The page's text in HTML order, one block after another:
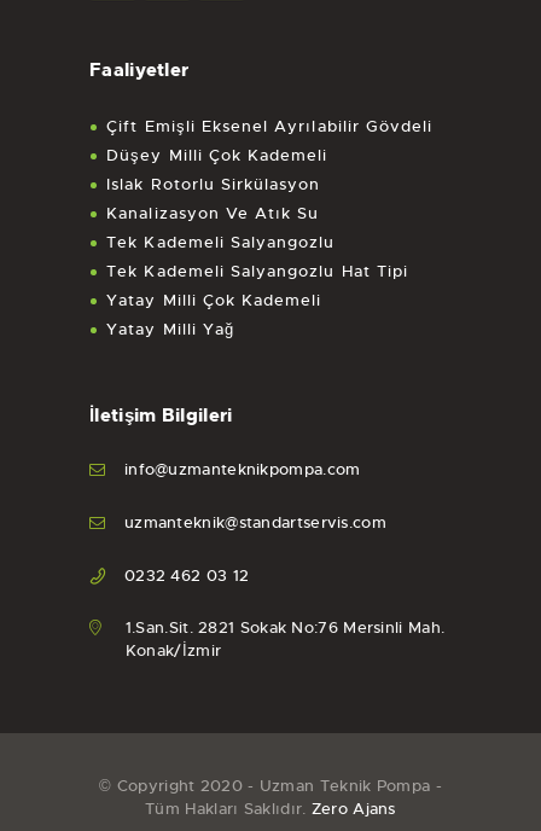
Faaliyetler
Çift Emişli Eksenel Ayrılabilir Gövdeli
Düşey Milli Çok Kademeli
Islak Rotorlu Sirkülasyon
Kanalizasyon Ve Atık Su
Tek Kademeli Salyangozlu
Tek Kademeli Salyangozlu Hat Tipi
Yatay Milli Çok Kademeli
Yatay Milli Yağ
İletişim Bilgileri
info@uzmanteknikpompa.com
uzmanteknik@standartservis.com
0232 462 03 12
1.San.Sit. 2821 Sokak No:76 Mersinli Mah.
Konak/İzmir
© Copyright 2020 - Uzman Teknik Pompa -
Tüm Hakları Saklıdır. Zero Ajans